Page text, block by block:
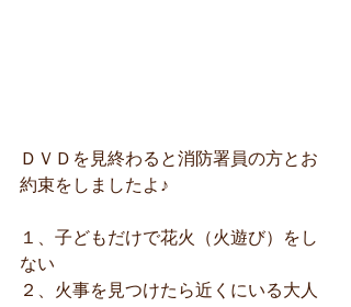
ＤＶＤを見終わると消防署員の方とお
約束をしましたよ♪
１、子どもだけで花火（火遊び）をし
ない
２、火事を見つけたら近くにいる大人